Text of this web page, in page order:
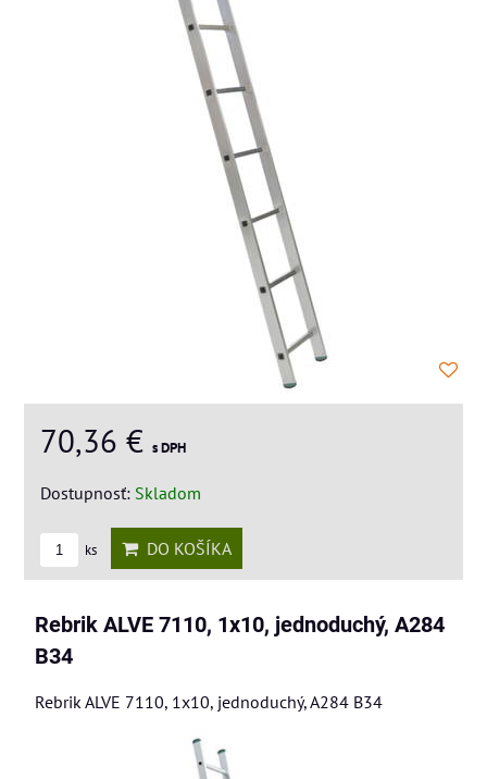
70,36 € s DPH
Dostupnosť: Skladom
ks DO KOŠÍKA
Rebrik ALVE 7110, 1x10, jednoduchý, A284
B34
Rebrik ALVE 7110, 1x10, jednoduchý, A284 B34